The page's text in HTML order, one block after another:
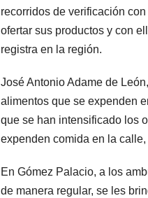
recorridos de verificación
ofertar sus productos y con
registra en la región.
José Antonio Adame de
alimentos que se expenden
que se han intensificado los
expenden comida en la
En Gómez Palacio, a los
de manera regular, se les